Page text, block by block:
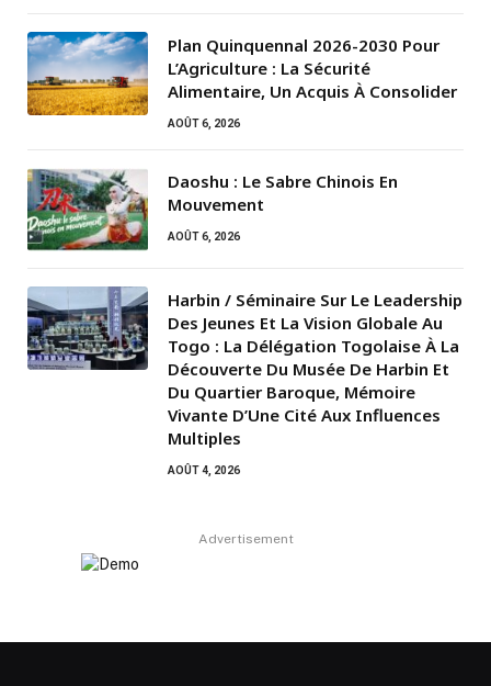
Plan Quinquennal 2026-2030 Pour
L’Agriculture : La Sécurité
Alimentaire, Un Acquis À Consolider
AOÛT 6, 2026
Daoshu : Le Sabre Chinois En
Mouvement
AOÛT 6, 2026
Harbin / Séminaire Sur Le Leadership
Des Jeunes Et La Vision Globale Au
Togo : La Délégation Togolaise À La
Découverte Du Musée De Harbin Et
Du Quartier Baroque, Mémoire
Vivante D’Une Cité Aux Influences
Multiples
AOÛT 4, 2026
Advertisement